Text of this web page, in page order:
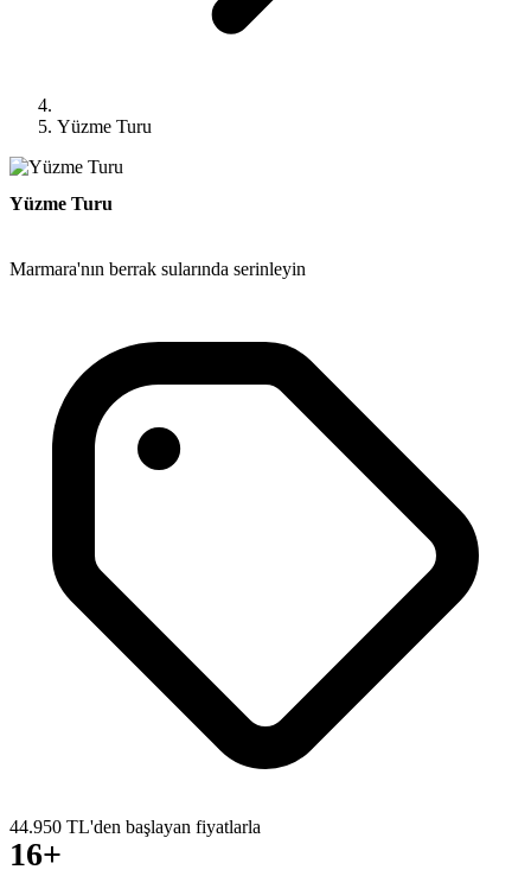
Yüzme Turu
Yüzme Turu
Marmara'nın berrak sularında serinleyin
44.950 TL'den başlayan fiyatlarla
16+